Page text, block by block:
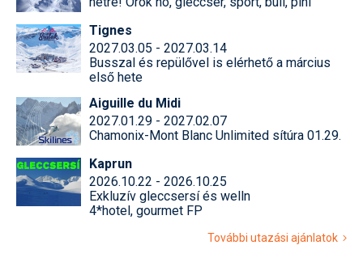
Tignes
2027.03.05 - 2027.03.14
Busszal és repülővel is elérhető a március
első hete
Aiguille du Midi
2027.01.29 - 2027.02.07
Chamonix-Mont Blanc Unlimited sítúra 01.29.
Kaprun
2026.10.22 - 2026.10.25
Exkluzív gleccsersí és welln
4*hotel, gourmet FP
További utazási ajánlatok